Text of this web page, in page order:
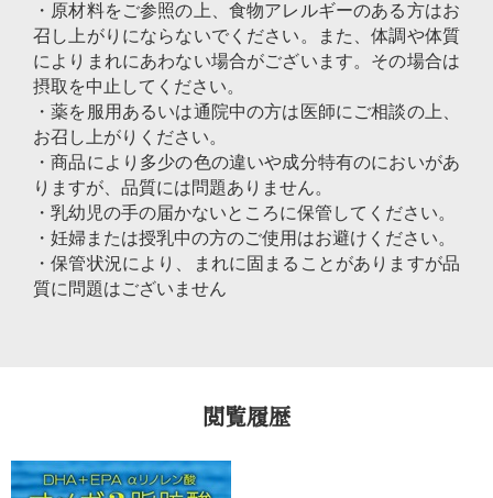
・原材料をご参照の上、食物アレルギーのある方はお
召し上がりにならないでください。また、体調や体質
によりまれにあわない場合がございます。その場合は
摂取を中止してください。
・薬を服用あるいは通院中の方は医師にご相談の上、
お召し上がりください。
・商品により多少の色の違いや成分特有のにおいがあ
りますが、品質には問題ありません。
・乳幼児の手の届かないところに保管してください。
・妊婦または授乳中の方のご使用はお避けください。
・保管状況により、まれに固まることがありますが品
質に問題はございません
閲覧履歴